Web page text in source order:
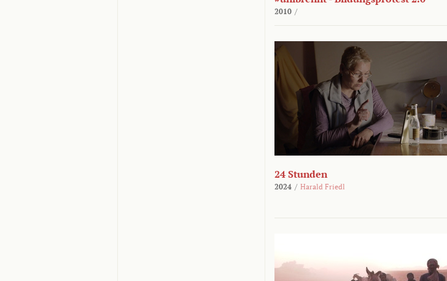
2010 /
24 Stunden
2024 / Harald Friedl